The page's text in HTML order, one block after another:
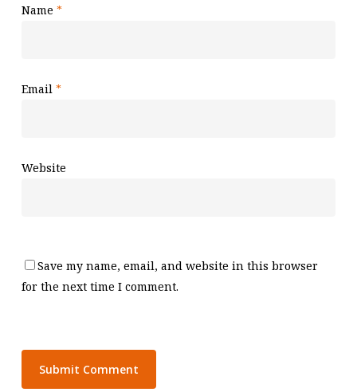
Name *
Email *
Website
Save my name, email, and website in this browser
for the next time I comment.